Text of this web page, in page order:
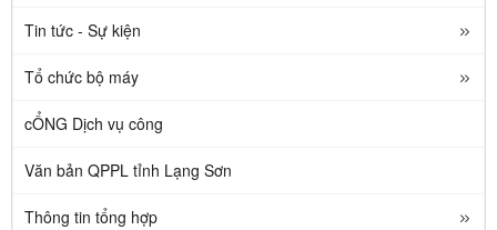
Tin tức - Sự kiện
Tổ chức bộ máy
cỔNG Dịch vụ công
Văn bản QPPL tỉnh Lạng Sơn
Thông tin tổng hợp